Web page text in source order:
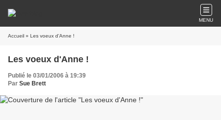
MENU
Accueil » Les voeux d'Anne !
Les voeux d'Anne !
Publié le 03/01/2006 à 19:39
Par Sue Brett